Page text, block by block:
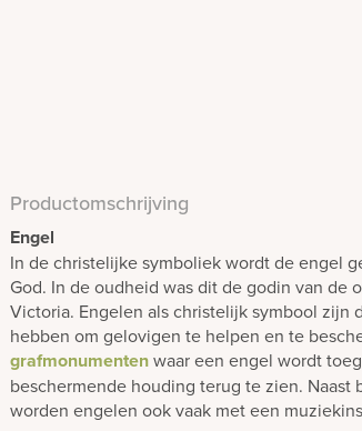
Productomschrijving
Engel
In de christelijke symboliek wordt de engel
God. In de oudheid was dit de godin van de
Victoria. Engelen als christelijk symbool zijn
hebben om gelovigen te helpen en te
grafmonumentenwaar een engel wordt
beschermende houding terug te zien. Naast
worden engelen ook vaak met een